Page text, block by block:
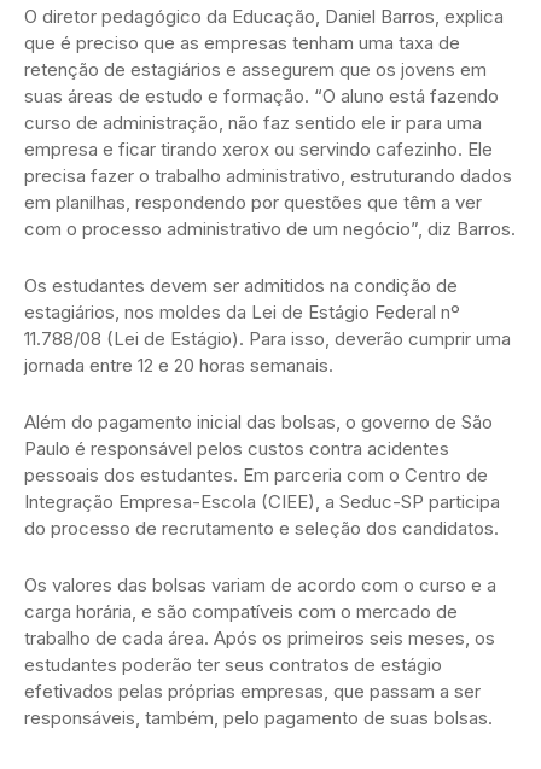
O diretor pedagógico da Educação, Daniel Barros, explica
que é preciso que as empresas tenham uma taxa de
retenção de estagiários e assegurem que os jovens em
suas áreas de estudo e formação. “O aluno está fazendo
curso de administração, não faz sentido ele ir para uma
empresa e ficar tirando xerox ou servindo cafezinho. Ele
precisa fazer o trabalho administrativo, estruturando dados
em planilhas, respondendo por questões que têm a ver
com o processo administrativo de um negócio”, diz Barros.
Os estudantes devem ser admitidos na condição de
estagiários, nos moldes da Lei de Estágio Federal nº
11.788/08 (Lei de Estágio). Para isso, deverão cumprir uma
jornada entre 12 e 20 horas semanais.
Além do pagamento inicial das bolsas, o governo de São
Paulo é responsável pelos custos contra acidentes
pessoais dos estudantes. Em parceria com o Centro de
Integração Empresa-Escola (CIEE), a Seduc-SP participa
do processo de recrutamento e seleção dos candidatos.
Os valores das bolsas variam de acordo com o curso e a
carga horária, e são compatíveis com o mercado de
trabalho de cada área. Após os primeiros seis meses, os
estudantes poderão ter seus contratos de estágio
efetivados pelas próprias empresas, que passam a ser
responsáveis, também, pelo pagamento de suas bolsas.